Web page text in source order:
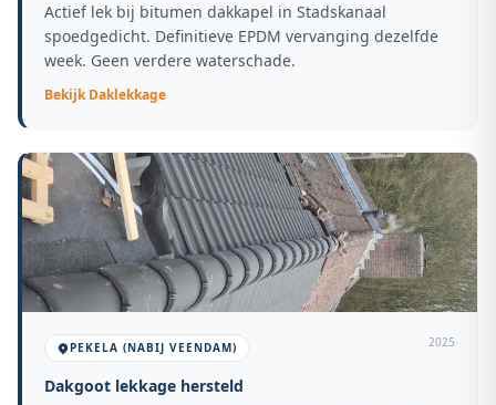
Actief lek bij bitumen dakkapel in Stadskanaal
spoedgedicht. Definitieve EPDM vervanging dezelfde
week. Geen verdere waterschade.
BekijkDaklekkage
PEKELA (NABIJ VEENDAM) 2025
Dakgoot lekkage hersteld